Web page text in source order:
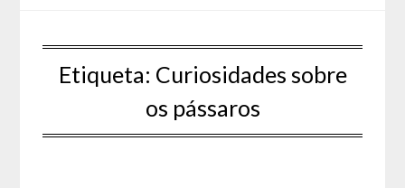
Etiqueta: Curiosidades sobre
os pássaros